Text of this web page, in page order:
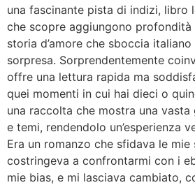
una fascinante pista di indizi, libro
che scopre aggiungono profondità
storia d’amore che sboccia
sorpresa. Sorprendentemente
offre una lettura rapida ma
quei momenti in cui hai dieci o
una raccolta che mostra una vasta
e temi, rendendolo un’esperienza
Era un romanzo che sfidava le mie
costringeva a confrontarmi con i
mie bias, e mi lasciava cambiato,